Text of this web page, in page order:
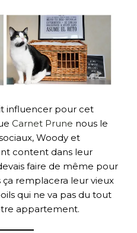
influencer pour cet
Carnet Prune nous le
Woody et
content dans leur
faire de même pour
ça remplacera leur vieux
qui ne va pas du tout
appartement.